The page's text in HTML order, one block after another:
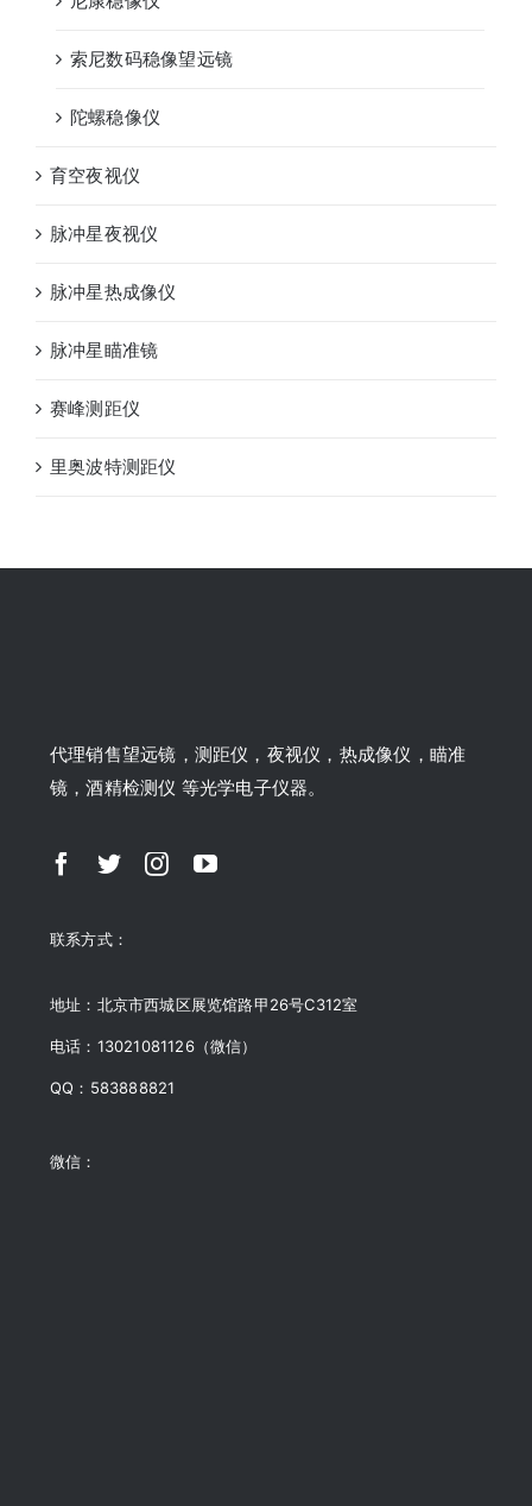
索尼数码稳像望远镜
陀螺稳像仪
育空夜视仪
脉冲星夜视仪
脉冲星热成像仪
脉冲星瞄准镜
赛峰测距仪
里奥波特测距仪
代理销售望远镜，测距仪，夜视仪，热成像仪，瞄准
镜，酒精检测仪 等光学电子仪器。
联系方式：
地址：北京市西城区展览馆路甲26号C312室
电话：13021081126（微信）
QQ：583888821
微信：